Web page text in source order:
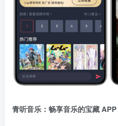
青听音乐：畅享音乐的宝藏 APP